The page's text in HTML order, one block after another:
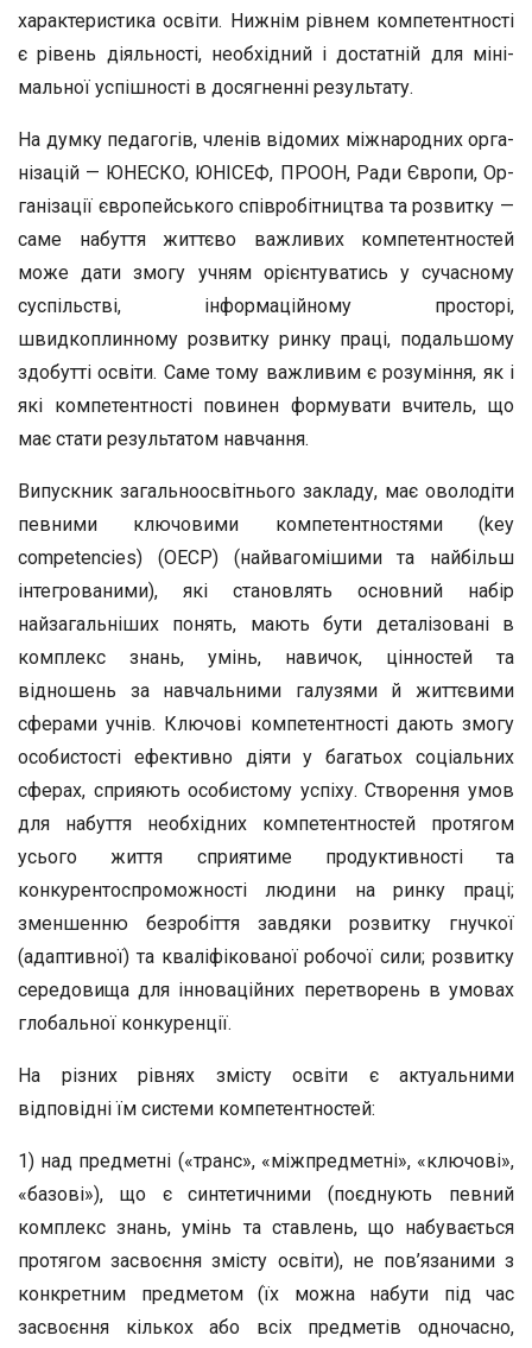
характеристика освіти. Нижнім рівнем компетент­ності
є рівень діяльності, необхідний і достатній для міні­
мальної успішності в досягненні результату.
На думку педагогів, членів відомих міжнародних орга­
нізацій — ЮНЕСКО, ЮНІСЕФ, ПРООН, Ради Європи, Ор­
ганізації європейського співробітництва та розвитку —
саме набуття життєво важливих компетентностей
може дати змо­гу учням орієнтуватись у сучасному
суспільстві, інформа­ційному просторі,
швидкоплинному розвитку ринку праці, подальшому
здобутті освіти. Саме тому важливим є розумін­ня, як і
які компетентності повинен формувати вчитель, що
має стати результатом навчання.
Випускник загальноосвітнього закладу, має оволодіти
певними ключовими компетентностями (key
competencies) (OECP) (найвагомішими та найбільш
інтегрованими), які становлять основний набір
найзагальніших понять, мають бути деталізовані в
комплекс знань, умінь, навичок, цін­ностей та
відношень за навчальними галузями й життєвими
сферами учнів. Ключові компетентності дають змогу
осо­бистості ефективно діяти у багатьох соціальних
сферах, сприяють особистому успіху. Створення умов
для набуття необхідних компетентностей протягом
усього життя спри­ятиме продуктивності та
конкурентоспроможності людини на ринку праці;
зменшенню безробіття завдяки розвитку гнучкої
(адаптивної) та кваліфікованої робочої сили; розви­тку
середовища для інноваційних перетворень в умовах
глобальної конкуренції.
На різних рівнях змісту освіти є актуальними
відповідні їм системи компетентностей:
1) над предметні («транс», «міжпредметні», «ключові»,
«базові»), що є синтетичними (поєднують певний
комплекс знань, умінь та ставлень, що набувається
протягом засво­єння змісту освіти), не пов’язаними з
конкретним предме­том (їх можна набути під час
засвоєння кількох або всіх пред­метів одночасно,